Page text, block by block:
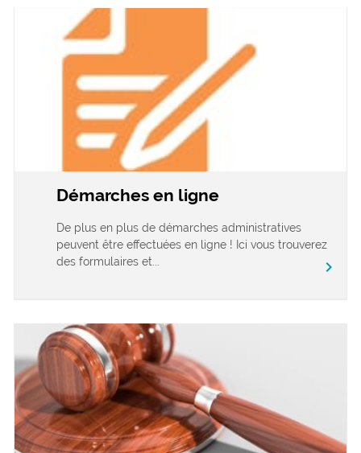
Démarches en ligne
De plus en plus de démarches administratives
peuvent être effectuées en ligne ! Ici vous trouverez
des formulaires et...
chevron_right